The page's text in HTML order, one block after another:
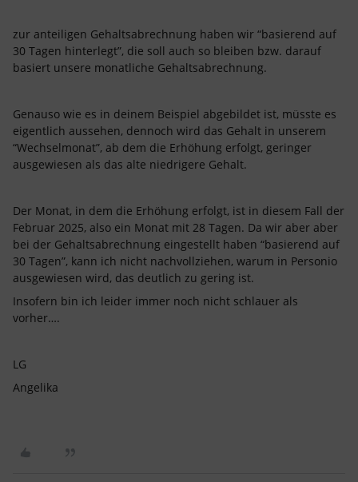
zur anteiligen Gehaltsabrechnung haben wir “basierend auf
30 Tagen hinterlegt”, die soll auch so bleiben bzw. darauf
basiert unsere monatliche Gehaltsabrechnung.
Genauso wie es in deinem Beispiel abgebildet ist, müsste es
eigentlich aussehen, dennoch wird das Gehalt in unserem
“Wechselmonat”, ab dem die Erhöhung erfolgt, geringer
ausgewiesen als das alte niedrigere Gehalt.
Der Monat, in dem die Erhöhung erfolgt, ist in diesem Fall der
Februar 2025, also ein Monat mit 28 Tagen. Da wir aber aber
bei der Gehaltsabrechnung eingestellt haben “basierend auf
30 Tagen”, kann ich nicht nachvollziehen, warum in Personio
ausgewiesen wird, das deutlich zu gering ist.
Insofern bin ich leider immer noch nicht schlauer als
vorher….
LG
Angelika